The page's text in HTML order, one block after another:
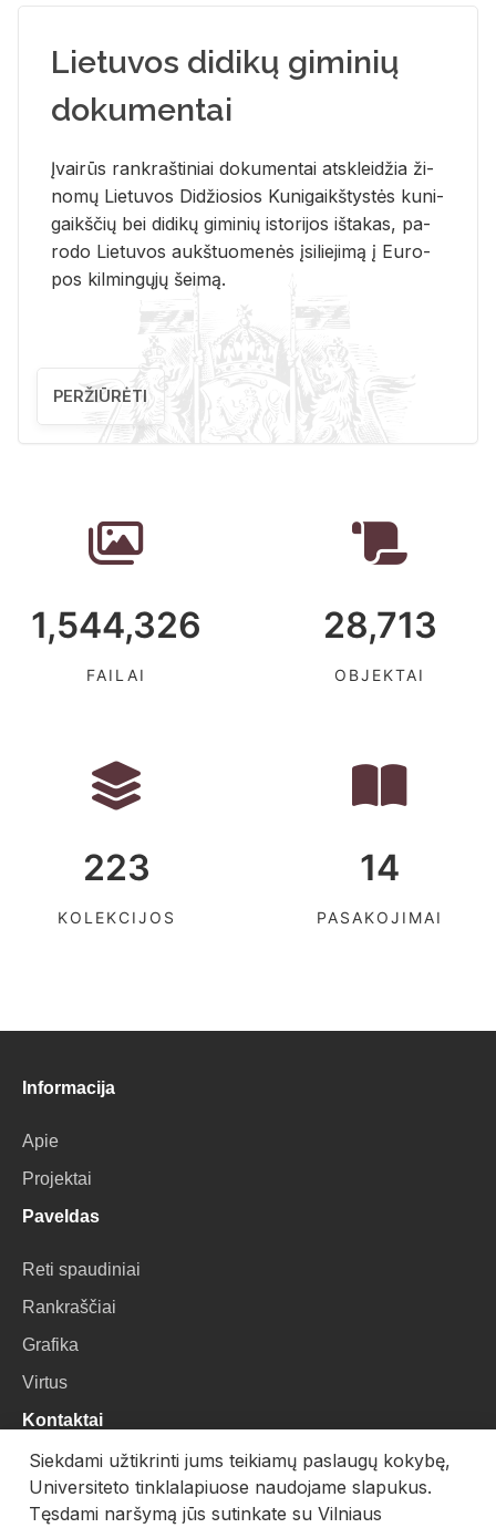
Lietuvos didikų giminių
dokumentai
Įvai­rūs rank­raš­ti­niai do­ku­men­tai at­sklei­džia ži­
no­mų Lie­tu­vos Di­džio­sios Ku­ni­gaikš­tys­tės ku­ni­
gaikš­čių bei di­di­kų gi­mi­nių is­to­ri­jos iš­ta­kas, pa­
ro­do Lie­tu­vos aukš­tuo­me­nės įsi­lie­ji­mą į Eu­ro­
pos kil­min­gų­jų šei­mą.
PERŽIŪRĖTI
1,544,326
FAILAI
28,713
OBJEKTAI
223
KOLEKCIJOS
14
PASAKOJIMAI
Informacija
Apie
Projektai
Paveldas
Reti spaudiniai
Rankraščiai
Grafika
Virtus
Kontaktai
VU Biblioteka
Universiteto g. 3, LT-01122, Vilnius
Siekdami užtikrinti jums teikiamų paslaugų kokybę,
Universiteto tinklalapiuose naudojame slapukus.
Tęsdami naršymą jūs sutinkate su Vilniaus